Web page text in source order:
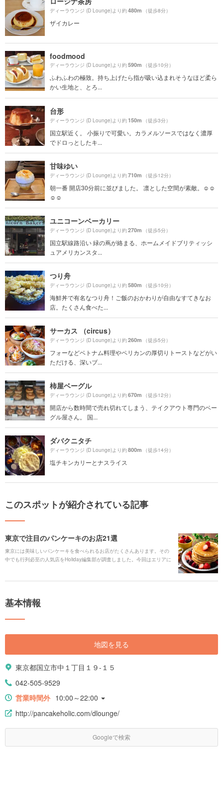
ディーラウンジ (D Lounge)より約480m （徒歩8分）
ザイカレー
foodmood
ディーラウンジ (D Lounge)より約590m （徒歩10分）
ふわふわの極致。持ち上げたら指が吸い込まれそうなほど柔ら
かい生地と、とろ...
台形
ディーラウンジ (D Lounge)より約150m （徒歩3分）
国立駅近く。 小振りで可愛い。カラメルソースではなく濃厚
でドロっとしたキ...
甘味ゆい
ディーラウンジ (D Lounge)より約710m （徒歩12分）
朝一番 開店30分前に並びました。 凛とした空間が素敵。☺︎☺︎
☺︎☺︎
ユニコーンベーカリー
ディーラウンジ (D Lounge)より約270m （徒歩5分）
国立駅線路沿い 緑の蔦が絡まる、ホームメイドブリティッシ
ュアメリカンスタ...
つり舟
ディーラウンジ (D Lounge)より約580m （徒歩10分）
海鮮丼で有名なつり舟！ご飯のおかわりが自由なすてきなお
店。たくさん食べた...
サーカス （circus）
ディーラウンジ (D Lounge)より約260m （徒歩5分）
フォーなどベトナム料理やペリカンの厚切りトーストなどがい
ただける、深いブ...
柿屋ベーグル
ディーラウンジ (D Lounge)より約670m （徒歩12分）
開店から数時間で売れ切れてしまう、テイクアウト専門のベー
グル屋さん。 国...
ダバクニタチ
ディーラウンジ (D Lounge)より約800m （徒歩14分）
塩チキンカリーとナスライス
このスポットが紹介されている記事
東京で注目のパンケーキのお店21選
東京には美味しいパンケーキを食べられるお店がたくさんあります。その
中でも行列必至の人気店をHoliday編集部が調査しました。今回はエリアに
基本情報
地図を見る
東京都国立市中１丁目１９-１５
042-505-9529
営業時間外 10:00～22:00
http://pancakeholic.com/dlounge/
Googleで検索